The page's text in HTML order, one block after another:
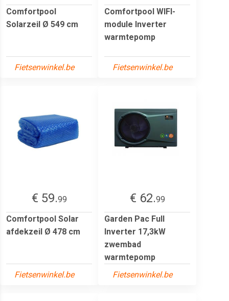
Comfortpool
Solarzeil Ø 549 cm
Fietsenwinkel.be
Comfortpool WIFI-
module Inverter
warmtepomp
Fietsenwinkel.be
€ 59.99
Comfortpool Solar
afdekzeil Ø 478 cm
Fietsenwinkel.be
€ 62.99
Garden Pac Full
Inverter 17,3kW
zwembad
warmtepomp
Fietsenwinkel.be